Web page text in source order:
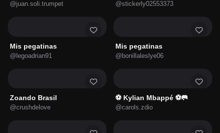
@juan.soli.trumpet @stickerly02553373
Mis pegatinas
@legoadrian91
Mis pegatinas
@bonillaleslye06
Zoando Brasil
@crushdelove
⚽ Kylian Mbappé ⚽🥅
@carols.zdio